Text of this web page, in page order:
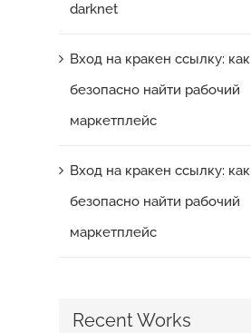
darknet
Вход на кракен ссылку: как
безопасно найти рабочий
маркетплейс
Вход на кракен ссылку: как
безопасно найти рабочий
маркетплейс
Recent Works